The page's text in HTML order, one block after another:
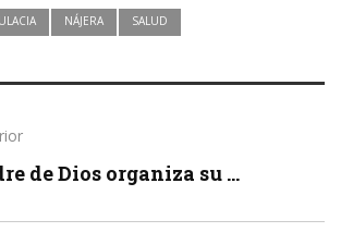
NÁJERA SALUD
de Dios organiza su ...